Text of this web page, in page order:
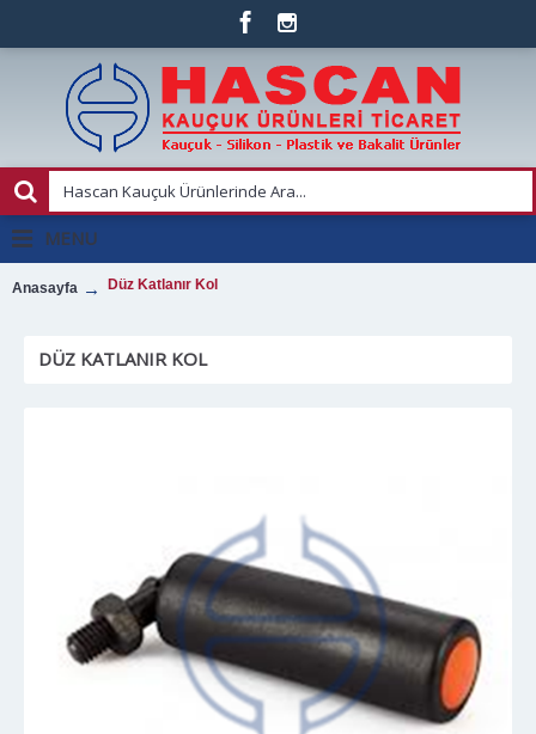
MENU
Anasayfa Düz Katlanır Kol
DÜZ KATLANIR KOL